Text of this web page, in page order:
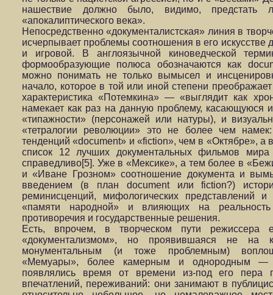
нашествие должно было, видимо, предстать
«апокалиптического века».
Непосредственно «документалистская» линия в
исчерпывает проблемы соотношения в его искусстве
и игровой. В англоязычной киноведческой
формообразующие полюса обозначаются как
можно понимать не только вымысел и
начало, которое в той или иной степени
характеристика «Потемкина» — «выглядит как
намекает как раз на данную проблему, касающуюся
«типажности» (персонажей или натуры), и
«тетралогии революции» это не более чем
тенденций «document» и «fiction», чем в «Октябре», а
список 12 лучших документальных фильмов
справедливо[5]. Уже в «Мексике», а тем более в
и «Иване Грозном» соотношение документа и
введением (в план document или fiction?)
реминисценций, мифологических представлений
«памяти народной» и влияющих на
противоречия и государственные решения.
Есть, впрочем, в творческом пути
«документализмом», но проявившаяся не
монументальным (и тоже проблемным)
«Мемуары», более камерным и однородным —
появлялись время от времени из-под его пера
впечатлений, переживаний: они занимают в